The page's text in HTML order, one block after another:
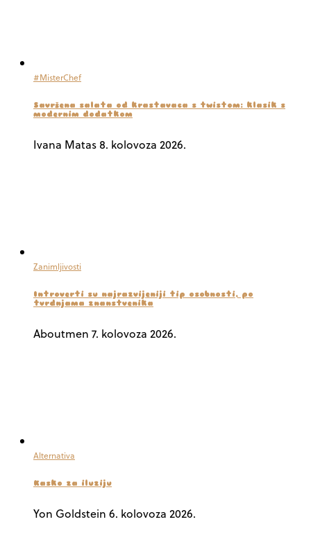
#MisterChef
Savršena salata od krastavaca s twistom: klasik s
modernim dodatkom
Ivana Matas 8. kolovoza 2026.
Zanimljivosti
Introverti su najrazvijeniji tip osobnosti, po
tvrdnjama znanstvenika
Aboutmen 7. kolovoza 2026.
Alternativa
Kasko za iluziju
Yon Goldstein 6. kolovoza 2026.